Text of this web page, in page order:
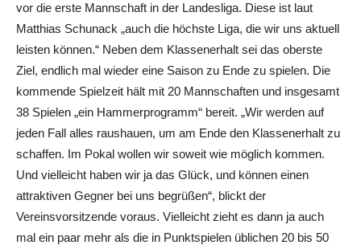
vor die erste Mannschaft in der Landesliga. Diese ist laut
Matthias Schunack „auch die höchste Liga, die wir uns aktuell
leisten können.“ Neben dem Klassenerhalt sei das oberste
Ziel, endlich mal wieder eine Saison zu Ende zu spielen. Die
kommende Spielzeit hält mit 20 Mannschaften und insgesamt
38 Spielen „ein Hammerprogramm“ bereit. „Wir werden auf
jeden Fall alles raushauen, um am Ende den Klassenerhalt zu
schaffen. Im Pokal wollen wir soweit wie möglich kommen.
Und vielleicht haben wir ja das Glück, und können einen
attraktiven Gegner bei uns begrüßen“, blickt der
Vereinsvorsitzende voraus. Vielleicht zieht es dann ja auch
mal ein paar mehr als die in Punktspielen üblichen 20 bis 50